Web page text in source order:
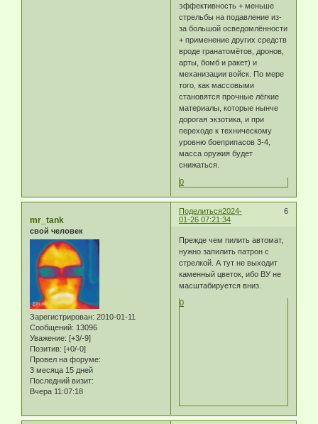
эффективность + меньше
стрельбы на подавление из-
за большой осведомлённости
+ применение других средств
вроде гранатомётов, дронов,
арты, бомб и ракет) и
механизации войск. По мере
того, как массовыми
становятся прочные лёгкие
материалы, которые нынче
дорогая экзотика, и при
переходе к техническому
уровню боеприпасов 3-4,
масса оружия будет
снижаться.
0
Поделиться 6
2024-
01-26 07:21:34
mr_tank
свой человек
Зарегистрирован: 2010-01-11
Сообщений: 13096
Уважение: [+3/-9]
Позитив: [+0/-0]
Провел на форуме:
3 месяца 15 дней
Последний визит:
Вчера 11:07:18
Прежде чем пилить автомат,
нужно запилить патрон с
стрелкой. А тут не выходит
каменный цветок, ибо ВУ не
масштабируется вниз.
0